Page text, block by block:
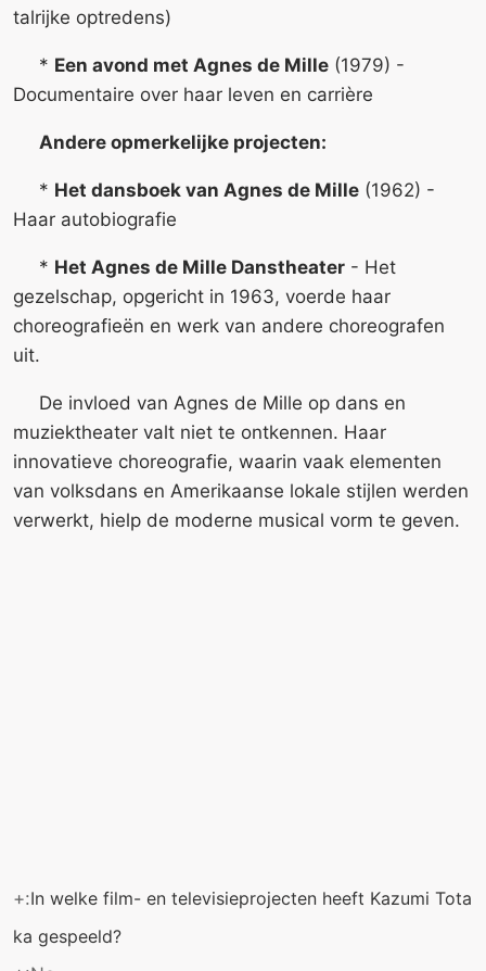
talrijke optredens)
* Een avond met Agnes de Mille (1979) -
Documentaire over haar leven en carrière
Andere opmerkelijke projecten:
* Het dansboek van Agnes de Mille (1962) -
Haar autobiografie
* Het Agnes de Mille Danstheater - Het
gezelschap, opgericht in 1963, voerde haar
choreografieën en werk van andere choreografen
uit.
De invloed van Agnes de Mille op dans en
muziektheater valt niet te ontkennen. Haar
innovatieve choreografie, waarin vaak elementen
van volksdans en Amerikaanse lokale stijlen werden
verwerkt, hielp de moderne musical vorm te geven.
+:In welke film- en televisieprojecten heeft Kazumi Tota
ka gespeeld?